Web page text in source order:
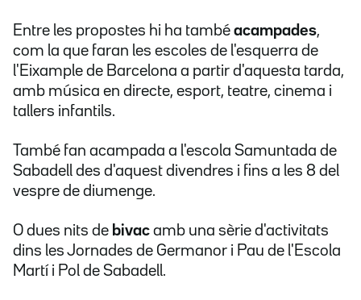
Entre les propostes hi ha també acampades,
com la que faran les escoles de l'esquerra de
l'Eixample de Barcelona a partir d'aquesta tarda,
amb música en directe, esport, teatre, cinema i
tallers infantils.
També fan acampada a l'escola Samuntada de
Sabadell des d'aquest divendres i fins a les 8 del
vespre de diumenge.
O dues nits de bivac amb una sèrie d'activitats
dins les Jornades de Germanor i Pau de l'Escola
Martí i Pol de Sabadell.